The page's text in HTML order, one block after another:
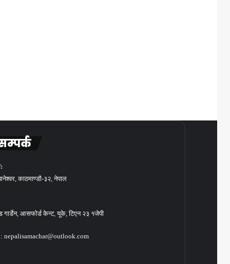
काठमाण्डौ-३२, नेपाल
गार्डेन, आसफोर्ड केन्ट, यूके, टिएन २३ १जेपी
nepalisamachar@outlook.com